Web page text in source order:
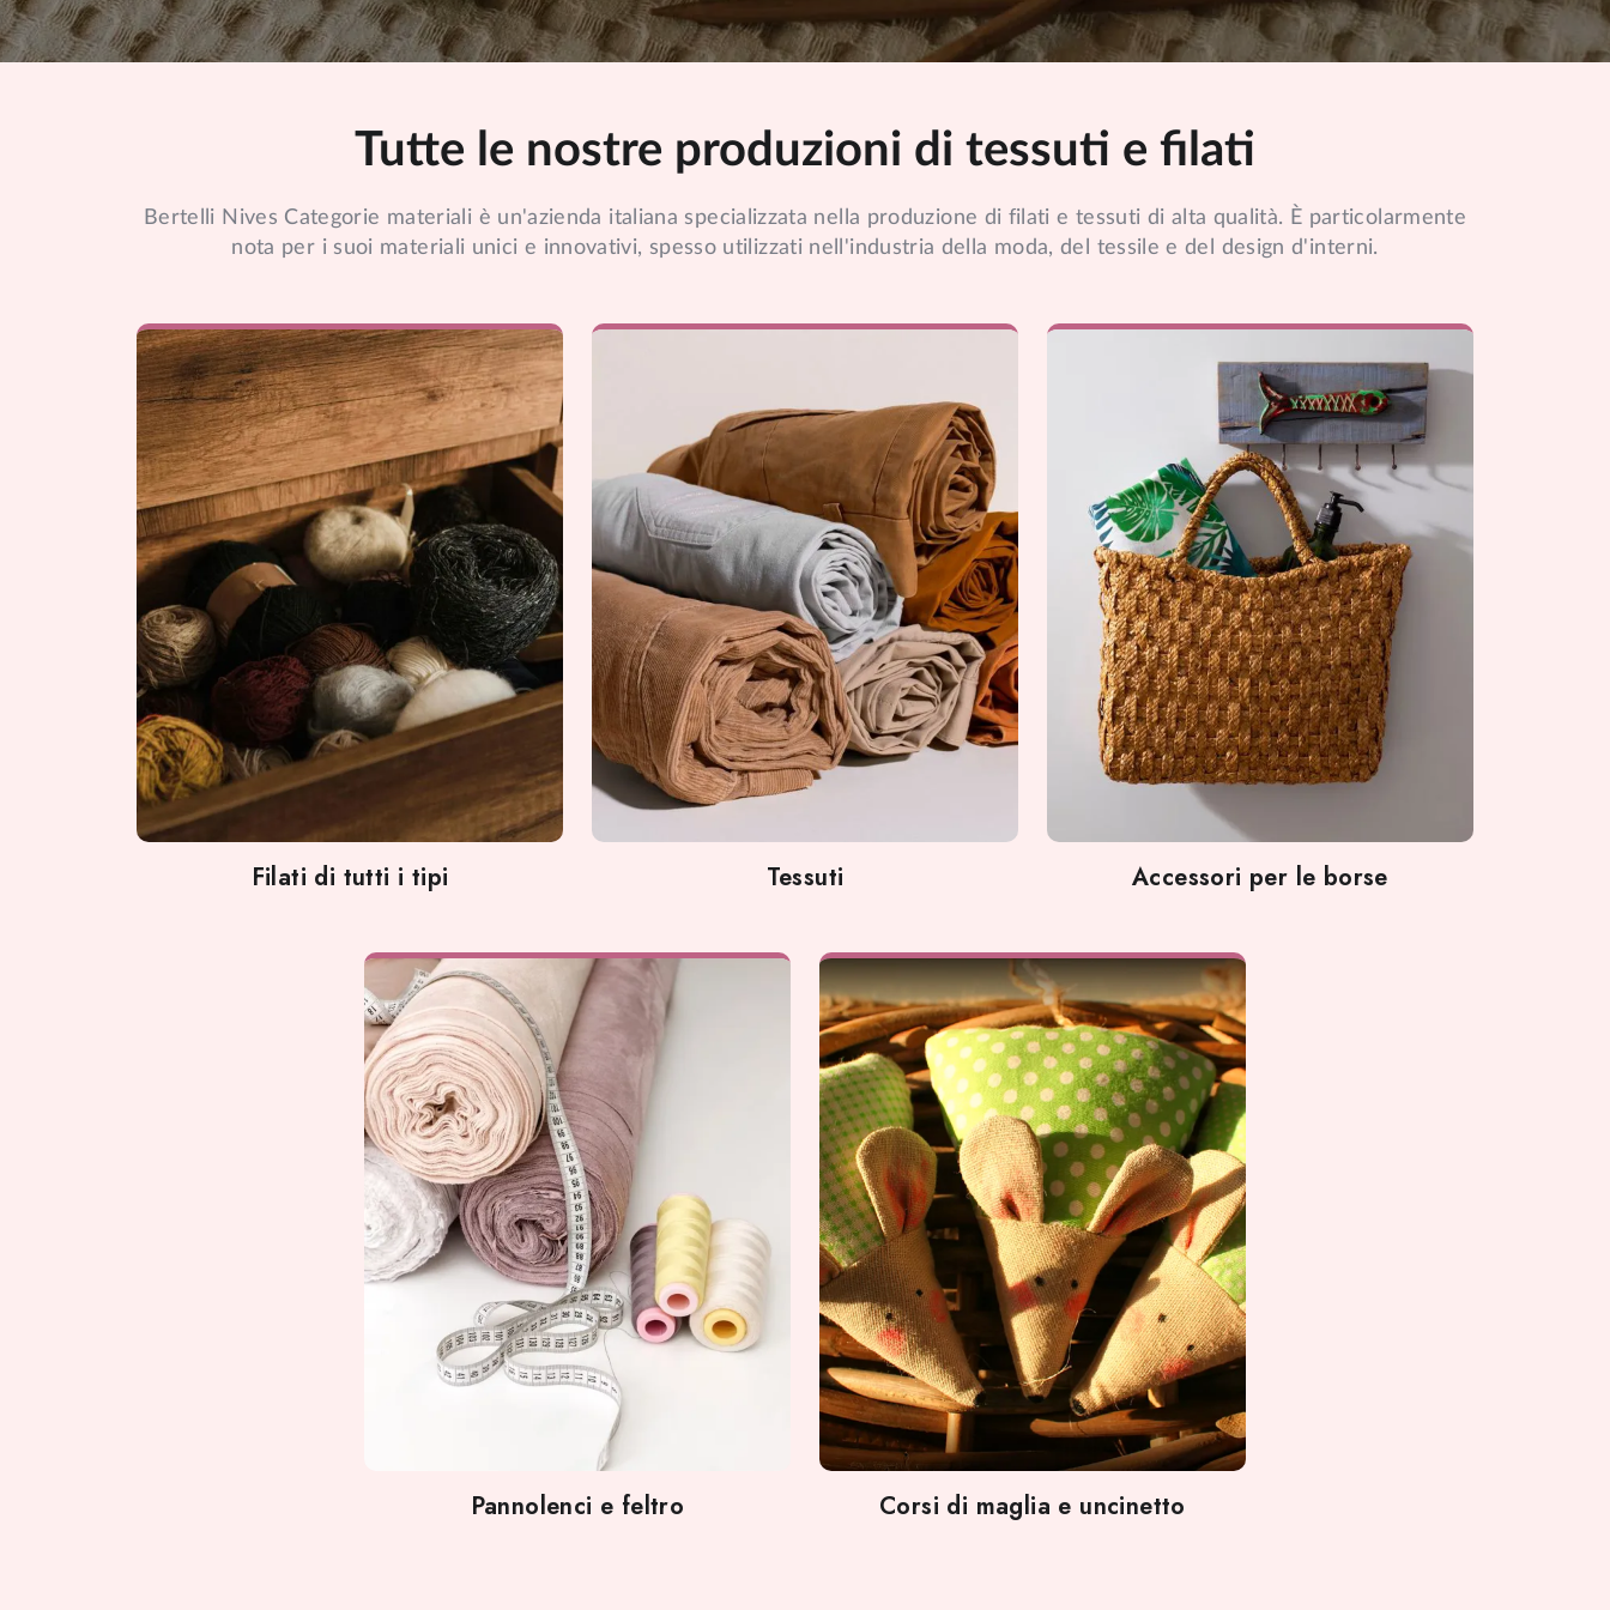
Tutte le nostre produzioni di tessuti e filati
Bertelli Nives Categorie materiali è un'azienda italiana specializzata nella produzione di filati e tessuti di alta qualità. È particolarmente
nota per i suoi materiali unici e innovativi, spesso utilizzati nell'industria della moda, del tessile e del design d'interni.
Filati di tutti i tipi Tessuti Accessori per le borse
Pannolenci e feltro Corsi di maglia e uncinetto